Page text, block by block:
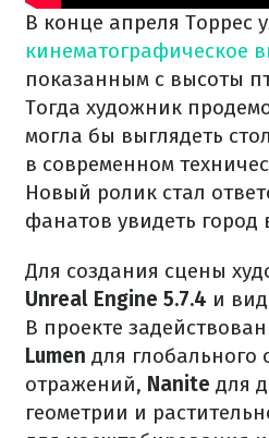
В конце апреля Торрес
кинематографическое
показанным с высоты
Тогда художник
могла бы выглядеть
в современном
Новый ролик стал
фанатов увидеть город
Для создания сцены
Unreal Engine 5.7.4 и
В проекте
Lumen для глобального
отражений, Nanite для
геометрии и